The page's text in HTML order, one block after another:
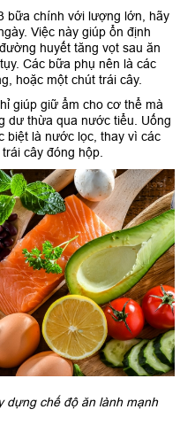
bữa chính với lượng lớn, hãy
Việc này giúp ổn định
huyết tăng vọt sau ăn
Các bữa phụ nên là các
hoặc một chút trái cây.
giúp giữ ẩm cho cơ thể mà
dư thừa qua nước tiểu. Uống
biệt là nước lọc, thay vì các
cây đóng hộp.
dựng chế độ ăn lành mạnh